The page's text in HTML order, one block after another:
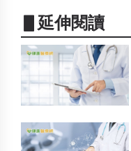
▋延伸閱讀